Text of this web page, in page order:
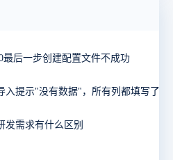
最后一步创建配置文件不成功
入提示"没有数据"，所有列都填写了。
发需求有什么区别